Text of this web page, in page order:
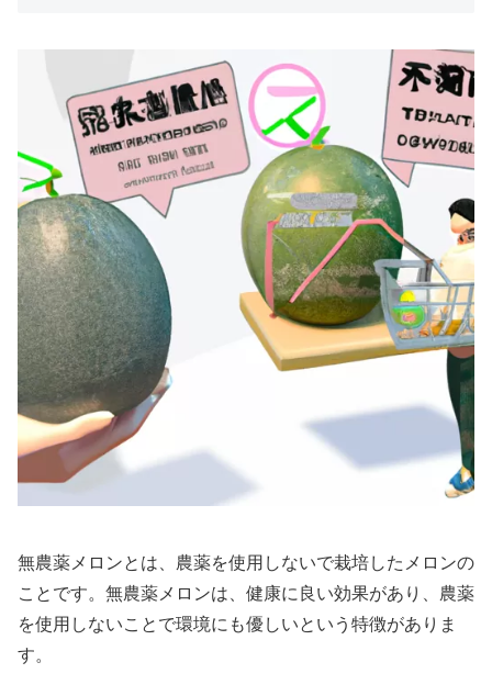
無農薬メロンとは、農薬を使用しないで栽培したメロンの
ことです。無農薬メロンは、健康に良い効果があり、農薬
を使用しないことで環境にも優しいという特徴がありま
す。